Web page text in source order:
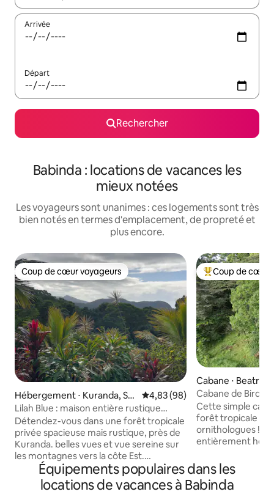
Arrivée
Départ
Rechercher
Babinda : locations de vacances les
mieux notées
Les voyageurs sont unanimes : ces logements sont très
bien notés en termes d'emplacement, de propreté et
plus encore.
Coup de cœur voyageurs
Coup de cœur voyageurs
Hébergement ⋅ Kuranda, Sp
eewah
Évaluation moyenne sur la
4,83 (98)
Lilah Blue : maison entière rustique
privée dans la forêt tropicale
Détendez-vous dans une forêt tropicale
privée spacieuse mais rustique, près de
Kuranda. belles vues et vue sereine sur
les montagnes vers la côte Est.
Détendez-vous dans de magnifiques
jardins tout en vous imprégnant de
l'ambiance de l'extrême nord du
Coups de cœur
Coup de cœur
Cabane ⋅ Beatrice
Cabane de
tropicale
Cette simple
forêt tropicale est
ornithologues !
entièrement hors
100 acres de
connectée au
classé au
Équipements populaires dans les
locations de vacances à Babinda